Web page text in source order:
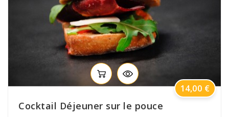
Cocktail Déjeuner sur le pouce
Prix
14,00 €